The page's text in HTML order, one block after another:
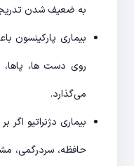
به ضعیف شدن
بیماری پارکینسون
روی دست ها،
می‌گذارد.
بیماری دژنراتیو اگر
حافظه، سردرگمی،